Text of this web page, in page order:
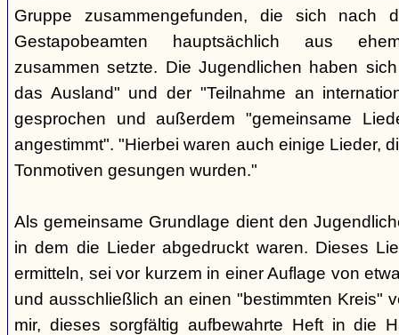
Gruppe zusammengefunden, die sich nach
Gestapobeamten hauptsächlich aus
zusammen setzte. Die Jugendlichen haben
das Ausland" und der "Teilnahme an
gesprochen und außerdem "gemeinsame
angestimmt". "Hierbei waren auch einige Lieder,
Tonmotiven gesungen wurden."
Als gemeinsame Grundlage dient den
in dem die Lieder abgedruckt waren. Dieses
ermitteln, sei vor kurzem in einer Auflage von
und ausschließlich an einen "bestimmten Kreis"
mir, dieses sorgfältig aufbewahrte Heft in die